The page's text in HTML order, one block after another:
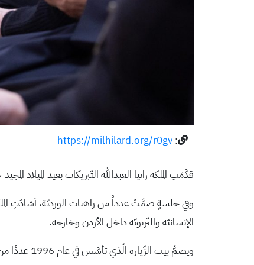
:
https://milhilard.org/r0gv
قدَّمَتِ الملكة رانيا العبدالله التّبريكات بعيد الميلاد
وفي جلسةٍ ضمَّتْ عدداً من راهبات الورديّة، أشادَتِ
الإنسانيّة والتّربويّة داخل الأردن وخارجه.
ويضمُّ بيت الزّيارة الّذي تأسَّس في عام 1996 عددًا من الغرف والقاعات والمرافق لخدمة الرّاهبات المُسنّات والرّاهبات القائمات على إدارته.